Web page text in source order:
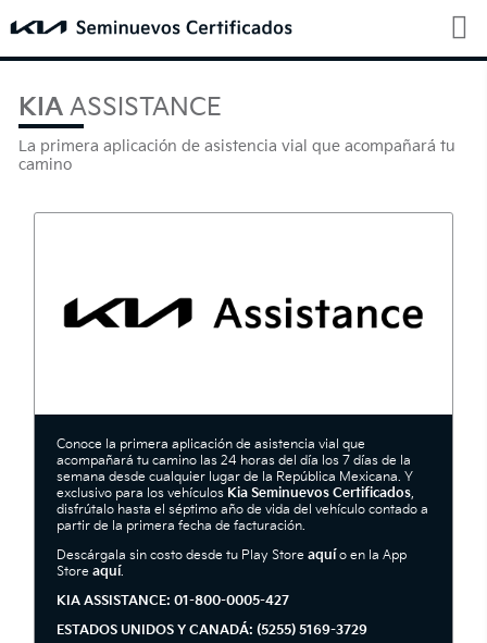
KIAASSISTANCE
La primera aplicación de asistencia vial que acompañará tu
camino
Conoce la primera aplicación de asistencia vial que
acompañará tu camino las 24 horas del día los 7 días de la
semana desde cualquier lugar de la República Mexicana. Y
exclusivo para los vehículos Kia Seminuevos Certificados,
disfrútalo hasta el séptimo año de vida del vehículo contado a
partir de la primera fecha de facturación.
Descárgala sin costo desde tu Play Store aquío en la App
Store aquí.
KIA ASSISTANCE: 01-800-0005-427
ESTADOS UNIDOS Y CANADÁ: (5255) 5169-3729